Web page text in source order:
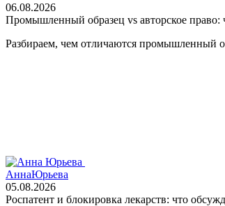
06.08.2026
Промышленный образец vs авторское право:
Разбираем, чем отличаются промышленный
АннаЮрьева
05.08.2026
Роспатент и блокировка лекарств: что